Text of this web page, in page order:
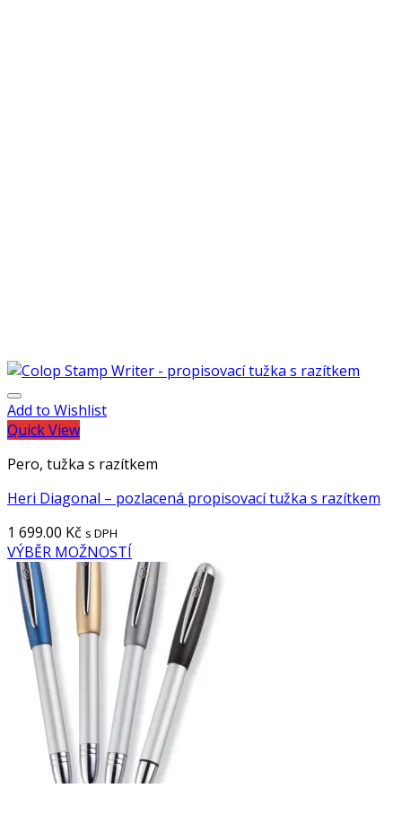
Add to Wishlist
Quick View
Pero, tužka s razítkem
Heri Diagonal – pozlacená propisovací tužka s razítkem
1 699.00 Kč s DPH
VÝBĚR MOŽNOSTÍ